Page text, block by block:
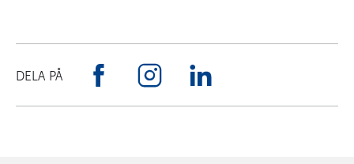
DELA PÅ